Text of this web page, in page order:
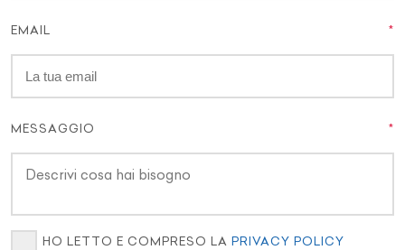
EMAIL
MESSAGGIO
HO LETTO E COMPRESO LA PRIVACY POLICY